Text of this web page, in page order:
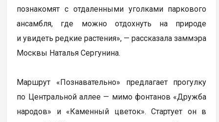
познакомят с отдаленными уголками паркового
ансамбля, где можно отдохнуть на природе
и увидеть редкие растения», — рассказала заммэра
Москвы Наталья Сергунина.
Маршрут «Познавательно» предлагает прогулку
по Центральной аллее — мимо фонтанов «Дружба
народов» и «Каменный цветок». Стартует он в